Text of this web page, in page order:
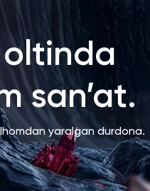
san’at.
yaralgan durdona.